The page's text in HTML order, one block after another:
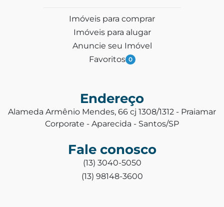
Imóveis para comprar
Imóveis para alugar
Anuncie seu Imóvel
Favoritos 0
Endereço
Alameda Armênio Mendes, 66 cj 1308/1312 - Praiamar
Corporate - Aparecida - Santos/SP
Fale conosco
(13) 3040-5050
(13) 98148-3600